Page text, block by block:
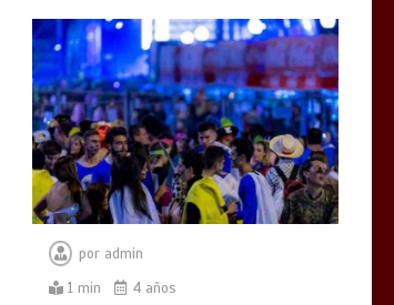
por admin
1 min
4 años